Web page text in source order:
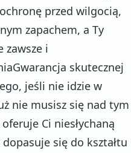
przed wilgocią,
zapachem, a Ty
zawsze i
skutecznej
jeśli nie idzie w
nie musisz się nad tym
Ci niesłychaną
się do kształtu